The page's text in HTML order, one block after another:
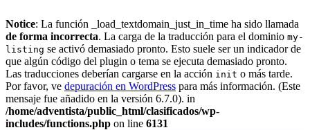
Notice: La función _load_textdomain_just_in_time ha sido llamada
de forma incorrecta. La carga de la traducción para el dominio my-
listing se activó demasiado pronto. Esto suele ser un indicador de
que algún código del plugin o tema se ejecuta demasiado pronto.
Las traducciones deberían cargarse en la acción init o más tarde.
Por favor, ve depuración en WordPress para más información. (Este
mensaje fue añadido en la versión 6.7.0). in
/home/adventista/public_html/clasificados/wp-
includes/functions.php on line 6131